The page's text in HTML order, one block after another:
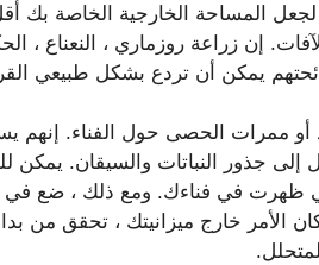
المساحة الخارجية الخاصة بك
إن زراعة روزماري ، النعناع ،
يمكن أن تردع بشكل طبيعي
أو ممرات الحصى حول الفناء.
إلى جذور النباتات والسيقان.
التي ظهرت في فناءك. ومع ذلك ، ضع
الأمر خارج ميزانيتك ، تحقق من